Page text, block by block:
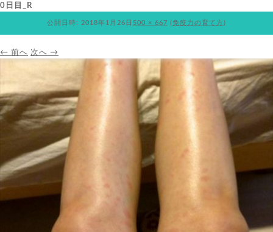
0日目_R
公開日時: 2018年1月26日 500 × 667 (免疫力の育て方)
← 前へ 次へ →